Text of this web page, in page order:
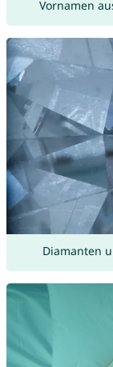
Vornamen
Diamanten